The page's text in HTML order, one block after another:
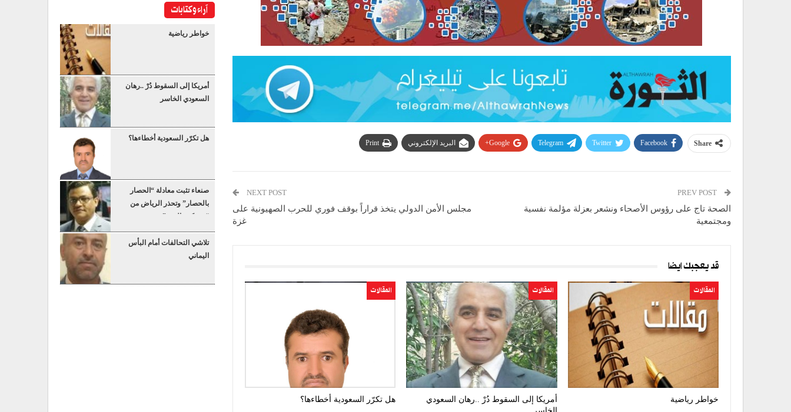
Share
Facebook
Twitter
Telegram
Google+ البريد الإلكتروني Print
الصحة تاج على رؤوس الأصحاء ونشعر بعزلة مؤلمة نفسية
ومجتمعية
NEXT POST
مجلس الأمن الدولي يتخذ قراراً بوقف فوري للحرب الصهيونية على
غزة
قد يعجبك ايضا
المقالات
خواطر رياضية
المقالات
أمريكا إلى السقوط دُرْ ..رهان السعودي
المقالات
هل تكرّر السعودية أخطاءها؟
آراء وكتابات
خواطر رياضية
أمريكا إلى السقوط دُرْ ..رهان
السعودي الخاسر
هل تكرّر السعودية أخطاءها؟
صنعاء تثبت معادلة “الحصار
بالحصار” وتحذر الرياض من
“عسكرة البحر”
تلاشي التحالفات أمام البأس
اليماني